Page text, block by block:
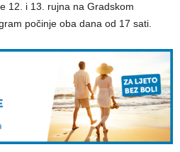
12. i 13. rujna na Gradskom
počinje oba dana od 17 sati.